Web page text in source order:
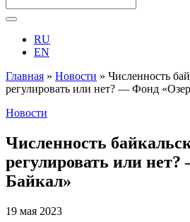
RU
EN
Главная » Новости » Численность
регулировать или нет? — Фонд
Новости
Численность
регулировать или
Байкал»
19 мая 2023